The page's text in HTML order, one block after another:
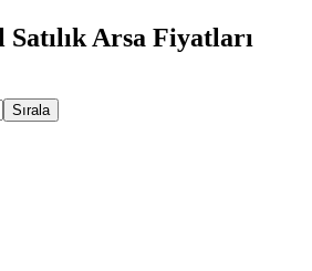
Arsa Fiyatları
Sırala